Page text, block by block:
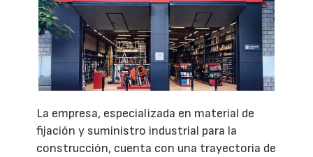
La empresa, especializada en material de
fijación y suministro industrial para la
construcción, cuenta con una trayectoria de